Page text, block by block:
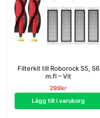
Filterkit till Roborock S5, S6
m.fl – Vit
299kr
Lägg till i varukorg